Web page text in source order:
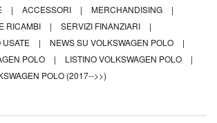
| ACCESSORI | MERCHANDISING
|
RICAMBI
| SERVIZI FINANZIARI
|
USATE
| NEWS SU VOLKSWAGEN POLO
|
POLO
| LISTINO VOLKSWAGEN POLO
|
POLO (2017-->>)